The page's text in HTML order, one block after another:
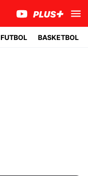
FUTBOL BASKETBOL